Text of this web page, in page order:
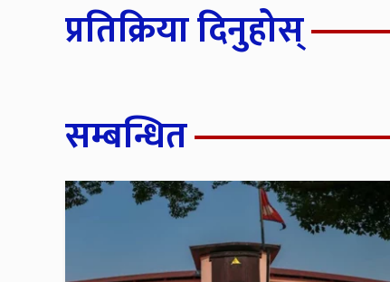
प्रतिक्रिया दिनुहोस्
सम्बन्धित